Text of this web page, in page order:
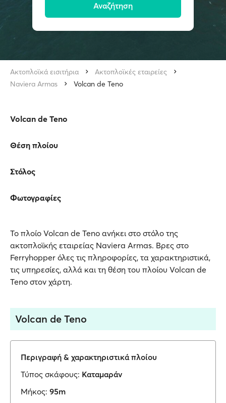
Αναζήτηση
Ακτοπλοϊκά εισιτήρια
Ακτοπλοϊκές εταιρείες
Naviera Armas
Volcan de Teno
Volcan de Teno
Θέση πλοίου
Στόλος
Φωτογραφίες
Το πλοίο Volcan de Teno ανήκει στο στόλο της
ακτοπλοϊκής εταιρείας Naviera Armas. Βρες στο
Ferryhopper όλες τις πληροφορίες, τα χαρακτηριστικά,
τις υπηρεσίες, αλλά και τη θέση του πλοίου Volcan de
Teno στον χάρτη.
Volcan de Teno
Περιγραφή & χαρακτηριστικά πλοίου
Τύπος σκάφους: Καταμαράν
Μήκος: 95m